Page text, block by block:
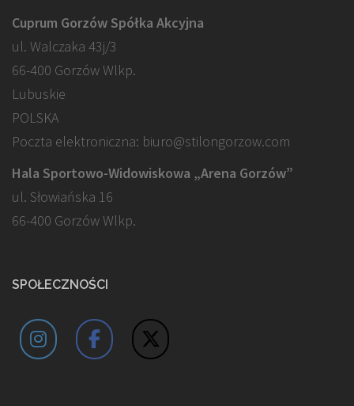
Cuprum Gorzów Spółka Akcyjna
ul. Walczaka 43j/3
66-400 Gorzów Wlkp.
Lubuskie
POLSKA
Poczta elektroniczna: biuro@stilongorzow.com
Hala Sportowo-Widowiskowa „Arena Gorzów”
ul. Słowiańska 16
66-400 Gorzów Wlkp.
SPOŁECZNOŚCI